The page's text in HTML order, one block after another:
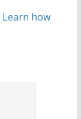
Learn how